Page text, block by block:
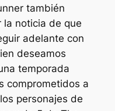
también
la noticia de que
adelante con
deseamos
temporada
comprometidos a
personajes de